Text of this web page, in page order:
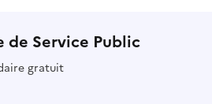
Service Public
gratuit